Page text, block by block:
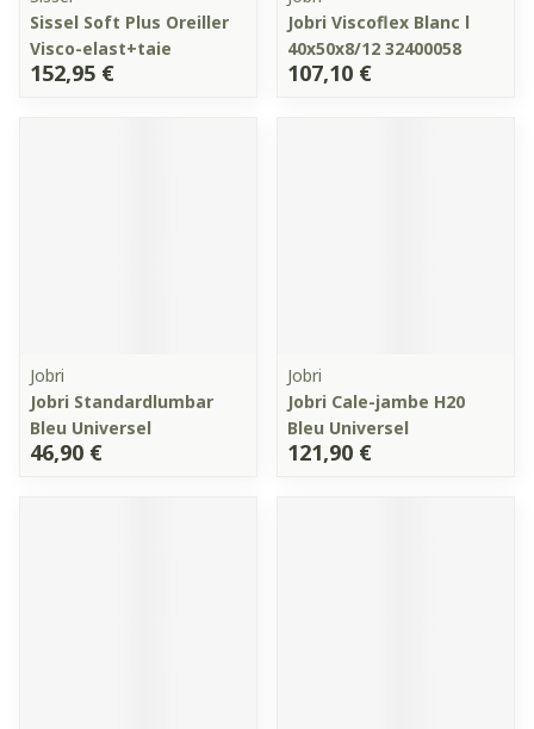
Sissel Soft Plus Oreiller
Visco-elast+taie
152,95 €
Jobri Viscoflex Blanc l
40x50x8/12 32400058
107,10 €
Jobri
Jobri Standardlumbar
Bleu Universel
46,90 €
Jobri
Jobri Cale-jambe H20
Bleu Universel
121,90 €